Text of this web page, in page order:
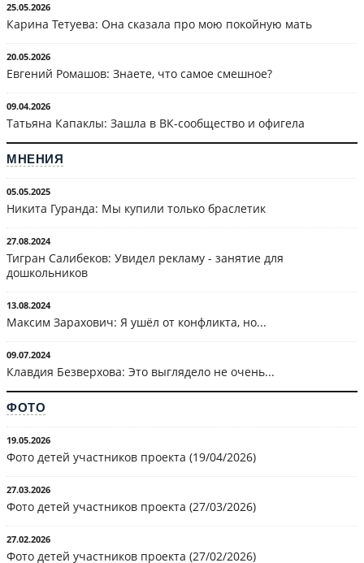
25.05.2026
Карина Тетуева: Она сказала про мою покойную мать
20.05.2026
Евгений Ромашов: Знаете, что самое смешное?
09.04.2026
Татьяна Капаклы: Зашла в ВК-сообщество и офигела
МНЕНИЯ
05.05.2025
Никита Гуранда: Мы купили только браслетик
27.08.2024
Тигран Салибеков: Увидел рекламу - занятие для
дошкольников
13.08.2024
Максим Зарахович: Я ушёл от конфликта, но...
09.07.2024
Клавдия Безверхова: Это выглядело не очень...
ФОТО
19.05.2026
Фото детей участников проекта (19/04/2026)
27.03.2026
Фото детей участников проекта (27/03/2026)
27.02.2026
Фото детей участников проекта (27/02/2026)